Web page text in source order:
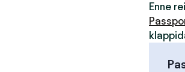
Enne